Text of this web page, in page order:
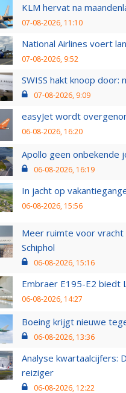
KLM hervat na
07-08-2026, 11:10
National Airlines voert
07-08-2026, 9:52
SWISS hakt knoop
07-08-2026, 9:09
easyJet wordt
06-08-2026, 16:20
Apollo geen onbekende
06-08-2026, 16:19
In jacht op
06-08-2026, 15:56
Meer ruimte voor
Schiphol
06-08-2026, 15:16
Embraer E195-E2 biedt
06-08-2026, 14:27
Boeing krijgt nieuwe
06-08-2026, 13:36
Analyse kwartaalcijfers:
reiziger
06-08-2026, 12:22